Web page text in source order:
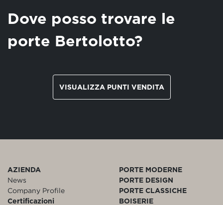
Dove posso trovare le
porte Bertolotto?
VISUALIZZA PUNTI VENDITA
AZIENDA
News
Company Profile
Certificazioni
PORTE MODERNE
PORTE DESIGN
PORTE CLASSICHE
BOISERIE